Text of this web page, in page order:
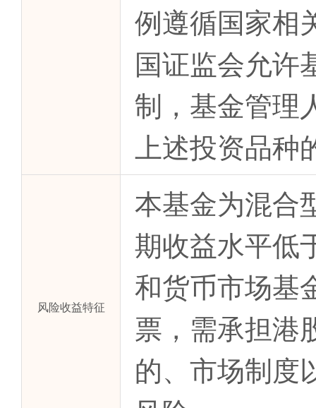
例遵循国家相
国证监会允许
制，基金管理
上述投资品
风险收益特征
本基金为混合
期收益水平低
和货币市场基
票，需承担港
的、市场制度